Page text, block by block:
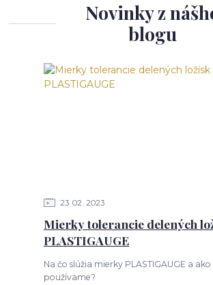
Novinky z
blogu
23 02 2023
Mierky tolerancie delených
PLASTIGAUGE
Na čo slúžia mierky PLASTIGAUGE a ako
používame?